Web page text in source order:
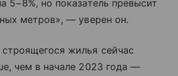
5−8%, но показатель превысит
метров», — уверен он.
жилья сейчас
чем в начале 2023 года —